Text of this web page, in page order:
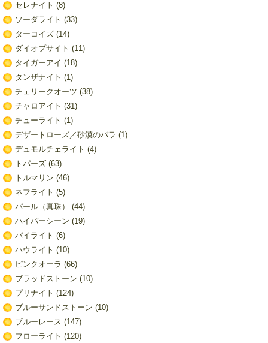
セレナイト (8)
ソーダライト (33)
ターコイズ(14)
ダイオプサイト (11)
タイガーアイ (18)
タンザナイト (1)
チェリークオーツ (38)
チャロアイト (31)
チューライト (1)
デザートローズ／砂漠のバラ (1)
デュモルチェライト (4)
トパーズ(63)
トルマリン (46)
ネフライト (5)
パール（真珠）
(44)
ハイパーシーン (19)
パイライト (6)
ハウライト (10)
ピンクオーラ (66)
ブラッドストーン (10)
プリナイト (124)
ブルーサンドストーン (10)
ブルーレース (147)
フローライト (120)